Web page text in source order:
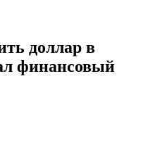
доллар в
финансовый